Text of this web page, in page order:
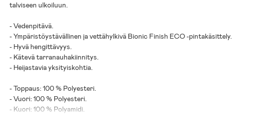
talviseen ulkoiluun.
- Vedenpitävä.
- Ympäristöystävällinen ja vettähylkivä Bionic Finish ECO -pintakäsittely.
- Hyvä hengittävyys.
- Kätevä tarranauhakiinnitys.
- Heijastavia yksityiskohtia.
- Toppaus: 100 % Polyesteri.
- Vuori: 100 % Polyesteri.
- Kuori: 100 % Polyamidi.